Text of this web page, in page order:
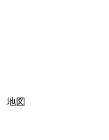
地図